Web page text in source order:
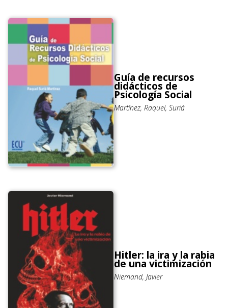
Guía de recursos
didácticos de
Psicología Social
Martínez, Raquel, Suriá
Hitler: la ira y la rabia
de una victimización
Niemand, Javier